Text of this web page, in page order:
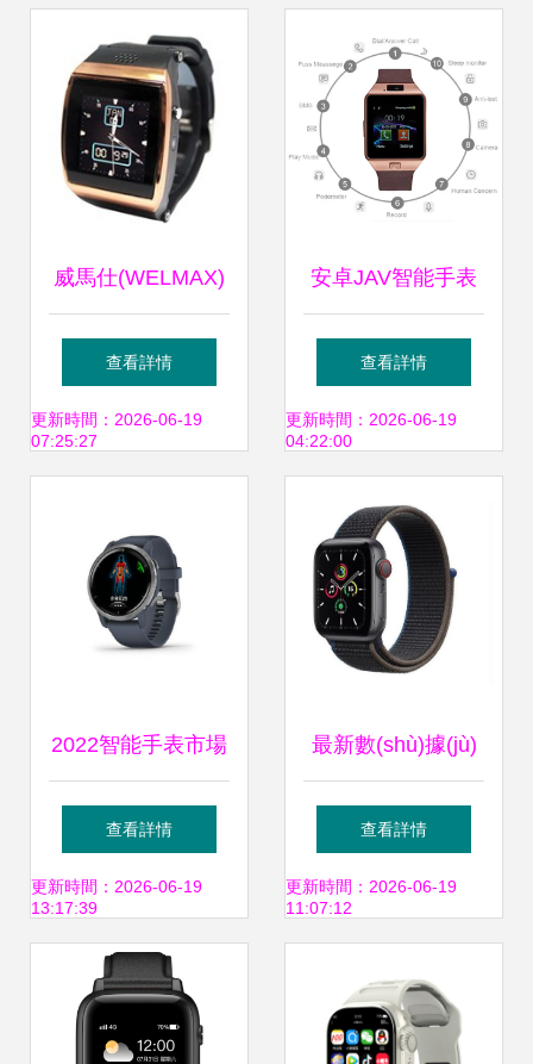
(yuǎn)
威馬仕(WELMAX)
智能藍(lán)牙手表
深度評測 藍(lán)牙
(yōu)缺點與購買建
議
查看詳情
更新時間：2026-06-19
07:25:27
安卓JAV智能手表
手機 掌心上的未來
科技
查看詳情
更新時間：2026-06-19
04:22:00
2022智能手表市場
必須變革 拆解8款
智能手表，揭示兩
大關(guān)鍵信息
查看詳情
更新時間：2026-06-19
13:17:39
最新數(shù)據(jù)
揭示 蘋果以30.1%
市場份額領(lǐng)跑
場
查看詳情
更新時間：2026-06-19
11:07:12